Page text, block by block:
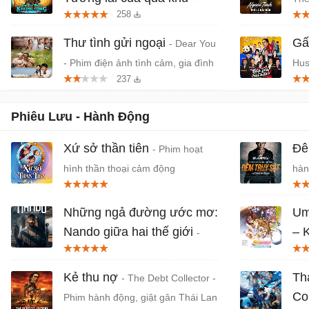
Phim anime hành động, thần thoại
Việt chiếu rạp
258
Thư tình gửi ngoại - Dear You
- Phim điện ảnh tình cảm, gia đình
Trung Quốc
237
-
Phiêu Lưu - Hành Động
Xứ sở thần tiên - Phim hoạt
hình thần thoại cảm động
Những ngả đường ước mơ:
Nando giữa hai thế giới -
Phần ngoại truyện của series
Sintonia trên Netflix
Kẻ thu nợ - The Debt Collector -
Phim hành động, giật gân Thái Lan
–